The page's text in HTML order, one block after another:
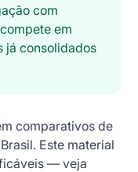
com
compete em
já consolidados
comparativos de
Este material
— veja